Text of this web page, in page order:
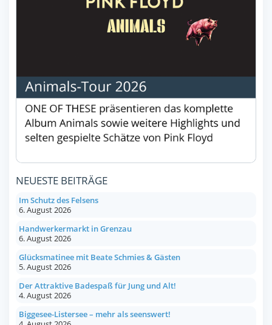
NEUESTE BEITRÄGE
Im Schutz des Felsens
6. August 2026
Handwerkermarkt in Grenzau
6. August 2026
Glücksmatinee mit Beate Schmies & Gästen
5. August 2026
Der Attraktive Badespaß für Jung und Alt!
4. August 2026
Biggesee-Listersee – mehr als seenswert!